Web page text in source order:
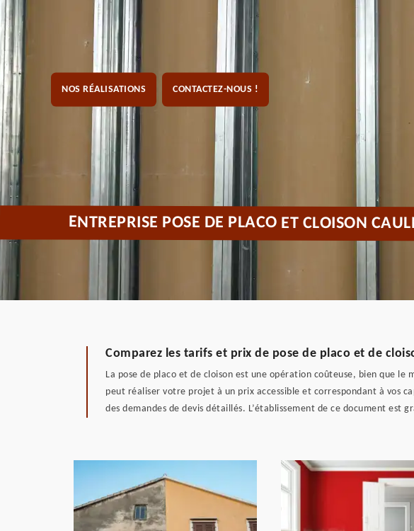
NOS RÉALISATIONS CONTACTEZ-NOUS !
ENTREPRISE POSE DE PLACO ET CLOISON
Comparez les tarifs et prix de pose de placo et de
La pose de placo et de cloison est une opération coûteuse, bien que
peut réaliser votre projet à un prix accessible et correspondant à vos
des demandes de devis détaillés. L’établissement de ce document est